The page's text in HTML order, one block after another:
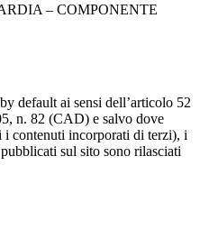
– COMPONENTE
default ai sensi dell’articolo 52
n. 82 (CAD) e salvo dove
i contenuti incorporati di terzi), i
sul sito sono rilasciati